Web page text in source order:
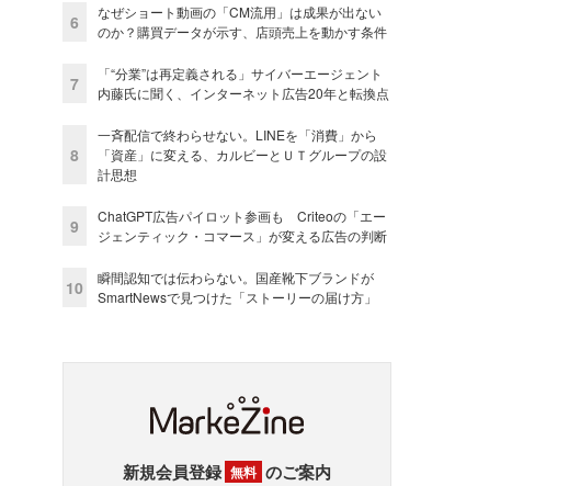
6
なぜショート動画の「CM流用」は成果が出ない
のか？購買データが示す、店頭売上を動かす条件
7
「“分業”は再定義される」サイバーエージェント
内藤氏に聞く、インターネット広告20年と転換点
8
一斉配信で終わらせない。LINEを「消費」から
「資産」に変える、カルビーとＵＴグループの設
計思想
9
ChatGPT広告パイロット参画も Criteoの「エー
ジェンティック・コマース」が変える広告の判断
10
瞬間認知では伝わらない。国産靴下ブランドが
SmartNewsで見つけた「ストーリーの届け方」
新規会員登録 無料 のご案内